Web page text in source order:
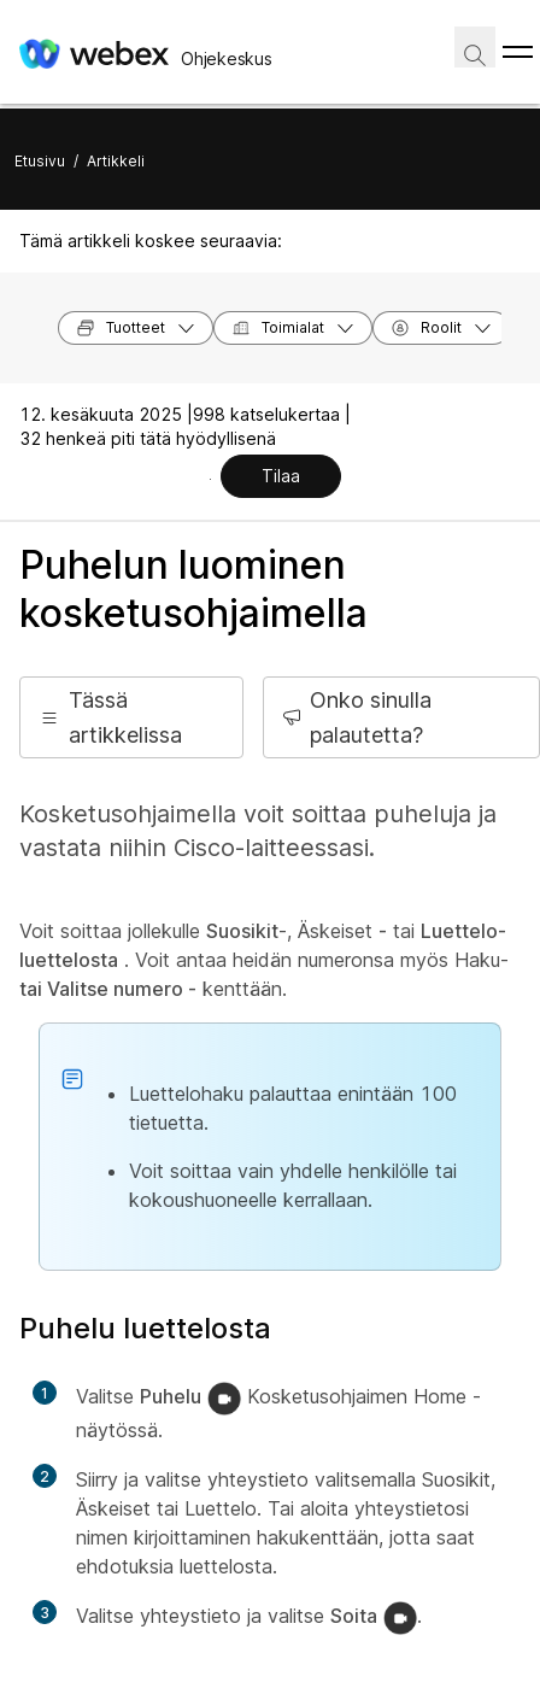
Ohjekeskus
Etusivu / Artikkeli
Tämä artikkeli koskee seuraavia:
Tuotteet Toimialat Roolit
12. kesäkuuta 2025 | 998 katselukertaa |
32 henkeä piti tätä hyödyllisenä
Tilaa
Puhelun luominen
kosketusohjaimella
Tässä
artikkelissa
Onko sinulla
palautetta?
Kosketusohjaimella voit soittaa puheluja ja
vastata niihin Cisco-laitteessasi.
Voit soittaa jollekulle Suosikit-, Äskeiset - tai Luettelo-
luettelosta . Voit antaa heidän numeronsa myös Haku-
tai Valitse numero - kenttään.
Luettelohaku palauttaa enintään 100
tietuetta.
Voit soittaa vain yhdelle henkilölle tai
kokoushuoneelle kerrallaan.
Puhelu luettelosta
1 Valitse Puhelu
Kosketusohjaimen Home -
näytössä.
2
Siirry ja valitse yhteystieto valitsemalla Suosikit,
Äskeiset tai Luettelo. Tai aloita yhteystietosi
nimen kirjoittaminen hakukenttään, jotta saat
ehdotuksia luettelosta.
3 Valitse yhteystieto ja valitse Soita .